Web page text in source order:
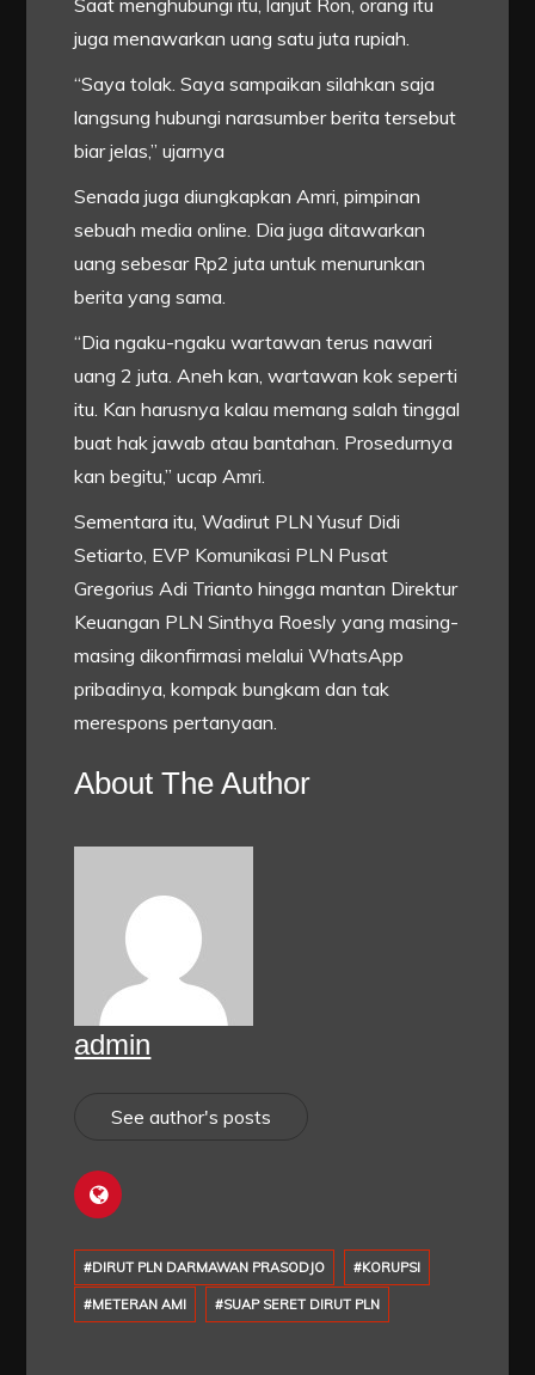
Saat menghubungi itu, lanjut Ron, orang itu
juga menawarkan uang satu juta rupiah.
“Saya tolak. Saya sampaikan silahkan saja
langsung hubungi narasumber berita tersebut
biar jelas,” ujarnya
Senada juga diungkapkan Amri, pimpinan
sebuah media online. Dia juga ditawarkan
uang sebesar Rp2 juta untuk menurunkan
berita yang sama.
“Dia ngaku-ngaku wartawan terus nawari
uang 2 juta. Aneh kan, wartawan kok seperti
itu. Kan harusnya kalau memang salah tinggal
buat hak jawab atau bantahan. Prosedurnya
kan begitu,” ucap Amri.
Sementara itu, Wadirut PLN Yusuf Didi
Setiarto, EVP Komunikasi PLN Pusat
Gregorius Adi Trianto hingga mantan Direktur
Keuangan PLN Sinthya Roesly yang masing-
masing dikonfirmasi melalui WhatsApp
pribadinya, kompak bungkam dan tak
merespons pertanyaan.
About The Author
admin
See author's posts
#DIRUT PLN DARMAWAN PRASODJO #KORUPSI
#METERAN AMI #SUAP SERET DIRUT PLN